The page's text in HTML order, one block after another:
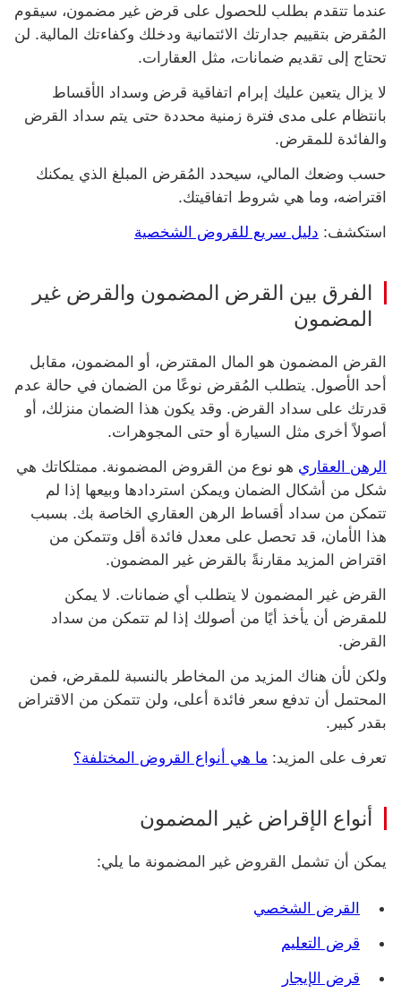
عندما تتقدم بطلب للحصول على قرض غير مضمون، سيقوم
المُقرض بتقييم جدارتك الائتمانية ودخلك وكفاءتك المالية. لن
تحتاج إلى تقديم ضمانات، مثل العقارات.
لا يزال يتعين عليك إبرام اتفاقية قرض وسداد الأقساط
بانتظام على مدى فترة زمنية محددة حتى يتم سداد القرض
والفائدة للمقرض.
حسب وضعك المالي، سيحدد المُقرض المبلغ الذي يمكنك
اقتراضه، وما هي شروط اتفاقيتك.
استكشف‬: ‏‫دليل سريع للقروض الشخصية‬
الفرق بين القرض المضمون والقرض غير
المضمون
القرض المضمون هو المال المقترض، أو المضمون، مقابل
أحد الأصول. يتطلب المُقرض نوعًا من الضمان في حالة عدم
قدرتك على سداد القرض. وقد يكون هذا الضمان منزلك، أو
أصولاً أخرى مثل السيارة أو حتى المجوهرات.
الرهن العقاري هو نوع من القروض المضمونة. ممتلكاتك هي
شكل من أشكال الضمان ويمكن استردادها وبيعها إذا لم
تتمكن من سداد أقساط الرهن العقاري الخاصة بك. بسبب
هذا الأمان، قد تحصل على معدل فائدة أقل وتتمكن من
اقتراض المزيد مقارنةً بالقرض غير المضمون.
القرض غير المضمون لا يتطلب أي ضمانات. لا يمكن
للمقرض أن يأخذ أيًا من أصولك إذا لم تتمكن من سداد
القرض.
ولكن لأن هناك المزيد من المخاطر بالنسبة للمقرض، فمن
المحتمل أن تدفع سعر فائدة أعلى، ولن تتمكن من الاقتراض
بقدر كبير.
تعرف على المزيد: ما هي أنواع القروض المختلفة؟
أنواع الإقراض غير المضمون
يمكن أن تشمل القروض غير المضمونة ما يلي:
القرض الشخصي
قرض التعليم
قرض الإيجار